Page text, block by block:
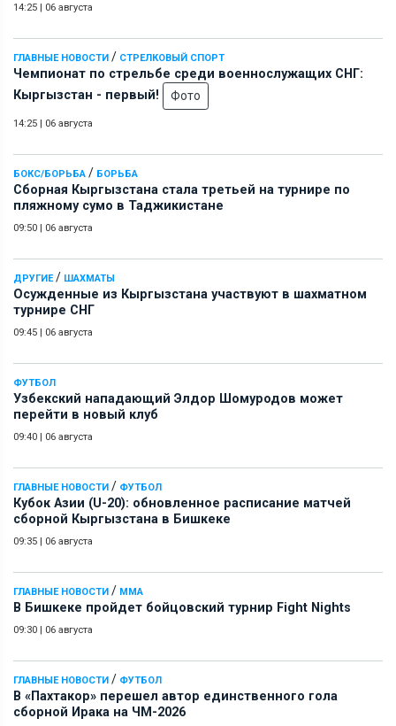
14:25 | 06 августа
ГЛАВНЫЕ НОВОСТИ / СТРЕЛКОВЫЙ СПОРТ
Чемпионат по стрельбе среди военнослужащих СНГ:
Кыргызстан - первый!
Фото
14:25 | 06 августа
БОКС/БОРЬБА / БОРЬБА
Сборная Кыргызстана стала третьей на турнире по
пляжному сумо в Таджикистане
09:50 | 06 августа
ДРУГИЕ/ ШАХМАТЫ
Осужденные из Кыргызстана участвуют в шахматном
турнире СНГ
09:45 | 06 августа
ФУТБОЛ
Узбекский нападающий Элдор Шомуродов может
перейти в новый клуб
09:40 | 06 августа
ГЛАВНЫЕ НОВОСТИ / ФУТБОЛ
Кубок Азии (U-20): обновленное расписание матчей
сборной Кыргызстана в Бишкеке
09:35 | 06 августа
ГЛАВНЫЕ НОВОСТИ / ММА
В Бишкеке пройдет бойцовский турнир Fight Nights
09:30 | 06 августа
ГЛАВНЫЕ НОВОСТИ / ФУТБОЛ
В «Пахтакор» перешел автор единственного гола
сборной Ирака на ЧМ-2026